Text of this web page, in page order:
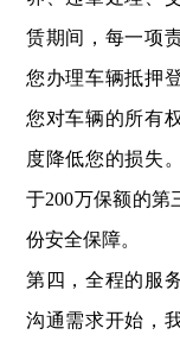
赁期间，每一项
您办理车辆抵押
您对车辆的所有
度降低您的损失
于200万保额的第
份安全保障。
第四，全程的服
沟通需求开始，